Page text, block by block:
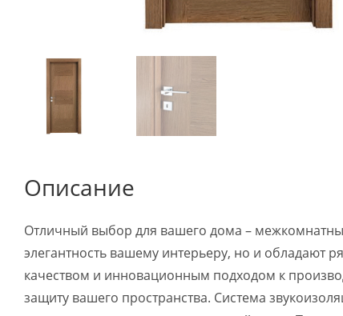
Описание
Отличный выбор для вашего дома –
элегантность вашему интерьеру, но и обладают
качеством и инновационным подходом к
защиту вашего пространства. Система